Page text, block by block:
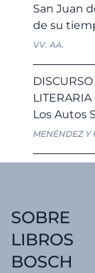
San Juan
de su
VV. AA.
Los Autos
MENÉNDEZ Y
SOBRE
LIBROS
BOSCH